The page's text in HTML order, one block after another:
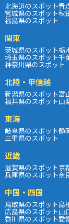
北海道のスポット青
宮城県のスポット秋
福島県のスポット
関東
茨城県のスポット栃
埼玉県のスポット千
神奈川県のスポット
北陸・甲信越
新潟県のスポット富
福井県のスポット山
東海
岐阜県のスポット静
三重県のスポット
近畿
滋賀県のスポット京
兵庫県のスポット奈
中国・四国
鳥取県のスポット島
広島県のスポット山
香川県のスポット愛